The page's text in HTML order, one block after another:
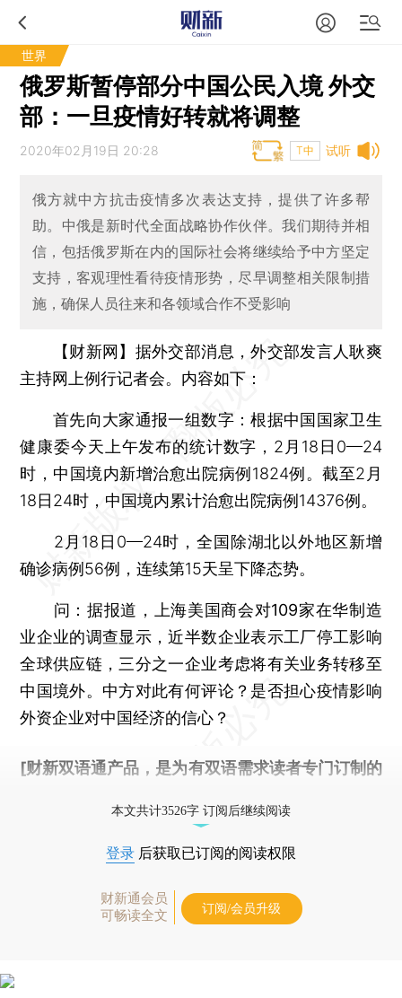
世界
俄罗斯暂停部分中国公民入境 外交
部：一旦疫情好转就将调整
试听
2020年02月19日 20:28 T中
俄方就中方抗击疫情多次表达支持，提供了许多帮
助。中俄是新时代全面战略协作伙伴。我们期待并相
信，包括俄罗斯在内的国际社会将继续给予中方坚定
支持，客观理性看待疫情形势，尽早调整相关限制措
施，确保人员往来和各领域合作不受影响
【财新网】 据外交部消息，外交部发言人耿爽
主持网上例行记者会。内容如下：
首先向大家通报一组数字：根据中国国家卫生
健康委今天上午发布的统计数字，2月18日0—24
时，中国境内新增治愈出院病例1824例。截至2月
18日24时，中国境内累计治愈出院病例14376例。
2月18日0—24时，全国除湖北以外地区新增
确诊病例56例，连续第15天呈下降态势。
问：据报道，上海美国商会对109家在华制造
业企业的调查显示，近半数企业表示工厂停工影响
全球供应链，三分之一企业考虑将有关业务转移至
中国境外。中方对此有何评论？是否担心疫情影响
外资企业对中国经济的信心？
[财新双语通产品，是为有双语需求读者专门订制的
本文共计3526字 订阅后继续阅读
登录 后获取已订阅的阅读权限
财新通会员
可畅读全文
订阅/会员升级